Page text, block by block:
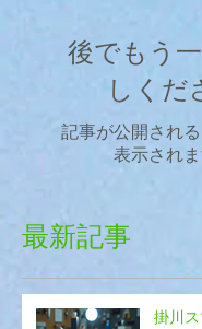
後でもう
しくだ
記事が公開され
表示されま
最新記事
掛川ス